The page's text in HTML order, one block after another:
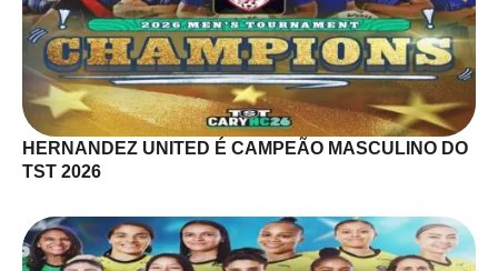
HERNANDEZ UNITED É CAMPEÃO MASCULINO DO
TST 2026